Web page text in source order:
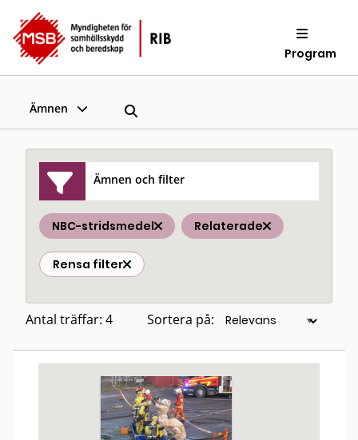
Program
Ämnen
Ämnen och filter
NBC-stridsmedel Relaterade
Rensa filter
Antal träffar: 4 Sortera på: